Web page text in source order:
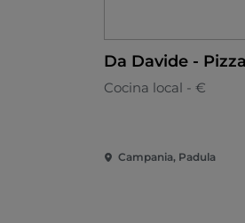
Da Davide -
Cocina local - €
Campania, Padula